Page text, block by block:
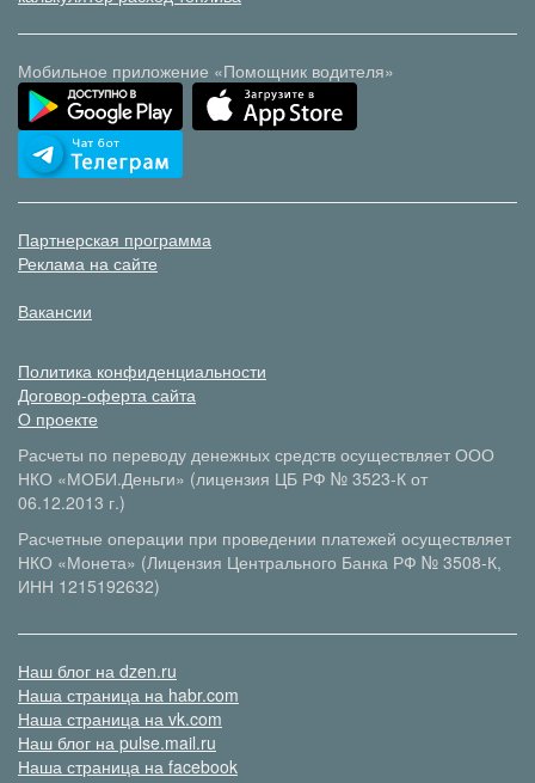
Мобильное приложение «Помощник водителя»
Партнерская программа
Реклама на сайте
Вакансии
Политика конфиденциальности
Договор-оферта сайта
О проекте
Расчеты по переводу денежных средств осуществляет ООО
НКО «МОБИ.Деньги» (лицензия ЦБ РФ № 3523-К от
06.12.2013 г.)
Расчетные операции при проведении платежей осуществляет
НКО «Монета» (Лицензия Центрального Банка РФ № 3508-К,
ИНН 1215192632)
Наш блог на dzen.ru
Наша страница на habr.com
Наша страница на vk.com
Наш блог на pulse.mail.ru
Наша страница на facebook